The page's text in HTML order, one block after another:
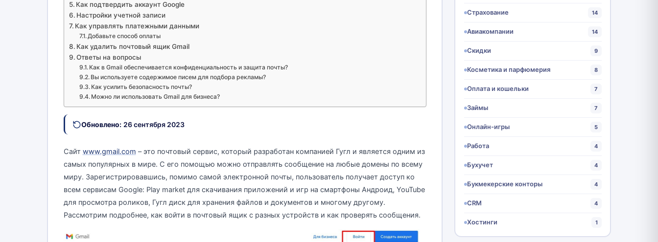
Как подтвердить аккаунт Google
Настройки учетной записи
Как управлять платежными данными
Добавьте способ оплаты
Как удалить почтовый ящик Gmail
Ответы на вопросы
Как в Gmail обеспечивается конфиденциальность и защита почты?
Вы используете содержимое писем для подбора рекламы?
Как усилить безопасность почты?
Можно ли использовать Gmail для бизнеса?
Обновлено: 26 сентября 2023
Сайт www.gmail.com – это почтовый сервис, который разработан компанией Гугл и является одним из
самых популярных в мире. С его помощью можно отправлять сообщение на любые домены по всему
миру. Зарегистрировавшись, помимо самой электронной почты, пользователь получает доступ ко
всем сервисам Google: Play market для скачивания приложений и игр на смартфоны Андроид, YouTube
для просмотра роликов, Гугл диск для хранения файлов и документов и многому другому.
Рассмотрим подробнее, как войти в почтовый ящик с разных устройств и как проверять сообщения.
Страхование 14
Авиакомпании 14
Скидки 9
Косметика и парфюмерия 8
Оплата и кошельки 7
Займы 7
Онлайн-игры 5
Работа 4
Бухучет 4
Букмекерские конторы 4
CRM 4
Хостинги 1